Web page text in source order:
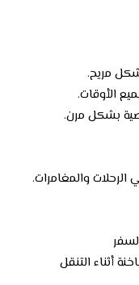
مريح.
الأوقات.
بشكل مرن.
والمغامرات.
أثناء التنقل